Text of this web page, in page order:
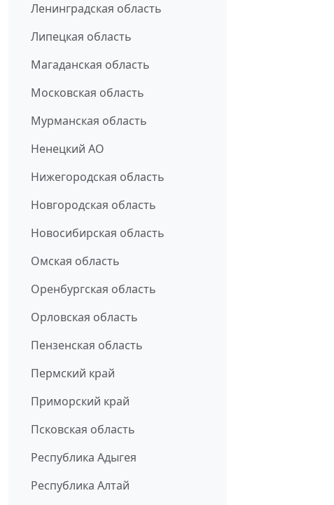
Ленинградская область
Липецкая область
Магаданская область
Московская область
Мурманская область
Ненецкий АО
Нижегородская область
Новгородская область
Новосибирская область
Омская область
Оренбургская область
Орловская область
Пензенская область
Пермский край
Приморский край
Псковская область
Республика Адыгея
Республика Алтай